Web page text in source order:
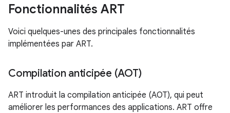
Fonctionnalités ART
Voici quelques-unes des principales fonctionnalités
implémentées par ART.
Compilation anticipée (AOT)
ART introduit la compilation anticipée (AOT), qui peut
améliorer les performances des applications. ART offre